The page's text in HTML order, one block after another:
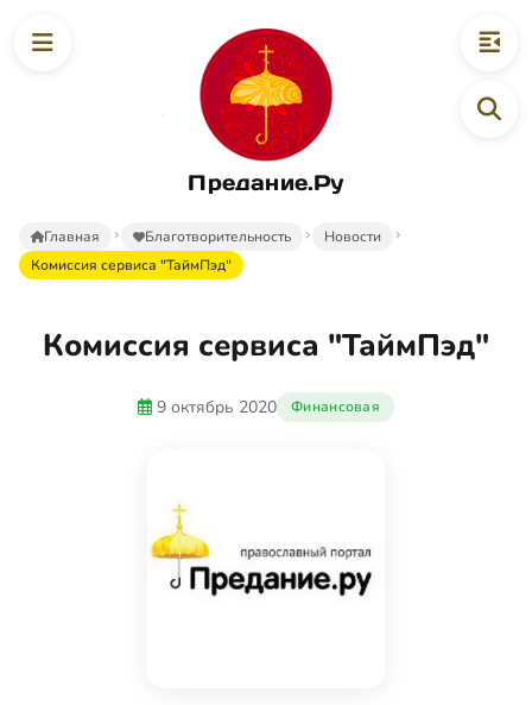
Предание.Ру
Главная Благотворительность
Новости
Комиссия сервиса "ТаймПэд"
Комиссия сервиса "ТаймПэд"
9 октябрь 2020 Финансовая